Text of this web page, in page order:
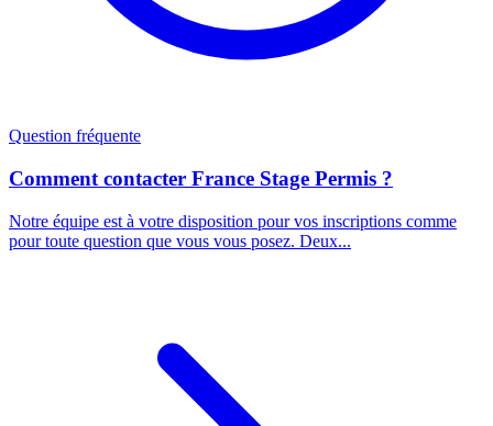
Question fréquente
Comment contacter France Stage Permis ?
Notre équipe est à votre disposition pour vos inscriptions comme
pour toute question que vous vous posez. Deux...